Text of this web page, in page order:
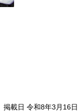
掲載日 令和8年3月16日